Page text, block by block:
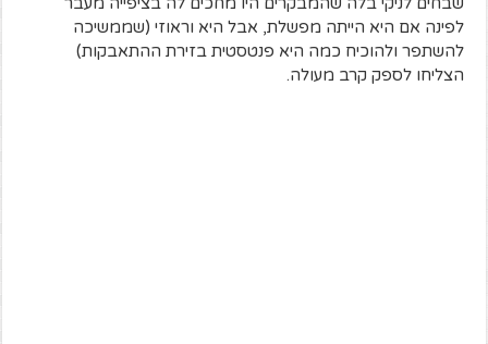
לפינה אם היא הייתה מפשלת, אבל היא וראוזי (שממשיכה
להשתפר ולהוכיח כמה היא פנטסטית בזירת ההתאבקות)
הצליחו לספק קרב מעולה.